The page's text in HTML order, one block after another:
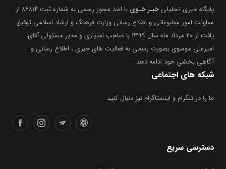
پایگاه خبری تحلیلی خبـر خـوی
با اخذ مجوز رسمی به شماره ثبت ۸۶۸۱۴ از
معاونت امور مطبوعاتی و اطلاع رسانی وزارت فرهنگ و ارشاد اسلامی توفیق
یافت از ۲۰ مرداد ماه سال ۱۳۹۹ با صاحب امتیازی و مدیر مسئولی آقای
امیرعلی موسوی بصورت رسمی به فعالیت های خبری ، اطلاع رسانی و
آگاهی بخشیِ خود ادامه دهد .
شبکه های اجتماعی
ما را در تلگرام و اینستاگرام نیز دنبال کنید
دسترسی سریع